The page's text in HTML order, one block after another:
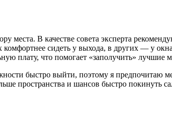
В качестве совета эксперта
сидеть у выхода, в других — у
плату, что помогает «заполучить» лучшие
быстро выйти, поэтому я предпочитаю
пространства и шансов быстро покинуть